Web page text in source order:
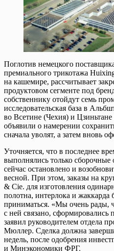
Поглотив немецкого
премиального трикотажа
на кашемире, рассчитывает
продуктовом сегменте под
собственнику отойдут семь
исследовательская база в
во Всетине (Чехия) и
объявили о намерении
сначала уволят, а затем вновь
Уточняется, что в последнее
выполнялись только сборочные
сейчас остановлено и
весной. При этом, заказы на
& Cie. для изготовления
полотна, интерлока и жаккарда
приниматься. «Мы очень рады,
с ней связано,
заявил руководителем отдела
Мюллер. Сделка должна
недель, после одобрения
и Минэкономики ФРГ.